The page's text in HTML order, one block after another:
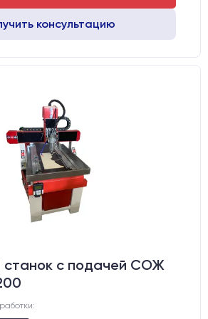
консультацию
с подачей СОЖ